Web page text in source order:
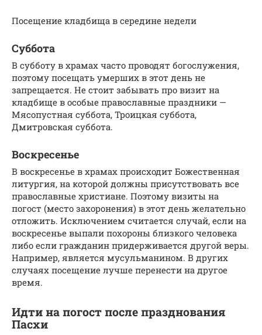
Посещение кладбища в середине недели
Суббота
В субботу в храмах часто проводят богослужения,
поэтому посещать умерших в этот день не
запрещается. Не стоит забывать про визит на
кладбище в особые православные праздники —
Мясопустная суббота, Троицкая суббота,
Дмитровская суббота.
Воскресенье
В воскресенье в храмах происходит Божественная
литургия, на которой должны присутствовать все
православные христиане. Поэтому визиты на
погост (место захоронения) в этот день желательно
отложить. Исключением считается случай, если на
воскресенье выпали похороны близкого человека
либо если гражданин придерживается другой веры.
Например, является мусульманином. В других
случаях посещение лучше перенести на другое
время.
Идти на погост после празднования
Пасхи